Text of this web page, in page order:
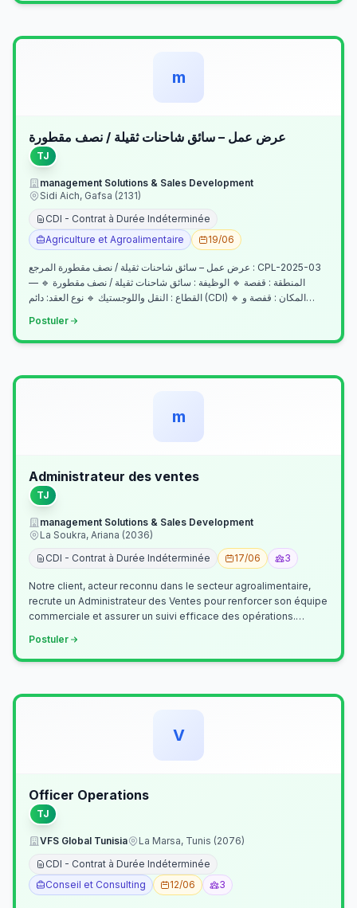
m
عرض عمل – سائق شاحنات ثقيلة / نصف مقطورة
TJ
management Solutions & Sales Development
Sidi Aich, Gafsa (2131)
CDI - Contrat à Durée Indéterminée
Agriculture et Agroalimentaire
19/06
عرض عمل – سائق شاحنات ثقيلة / نصف مقطورة المرجع : CPL-2025-03
— المنطقة : قفصة 🔹 الوظيفة : سائق شاحنات ثقيلة / نصف مقطورة 🔹
القطاع : النقل واللوجستيك 🔹 نوع العقد: دائم (CDI) 🔹 المكان : قفصة و…
Postuler
m
Administrateur des ventes
TJ
management Solutions & Sales Development
La Soukra, Ariana (2036)
CDI - Contrat à Durée Indéterminée
17/06 3
Notre client, acteur reconnu dans le secteur agroalimentaire,
recrute un Administrateur des Ventes pour renforcer son équipe
commerciale et assurer un suivi efficace des opérations.
Postuler
V
Officer Operations
TJ
VFS Global Tunisia
La Marsa, Tunis (2076)
CDI - Contrat à Durée Indéterminée
Conseil et Consulting
12/06 3